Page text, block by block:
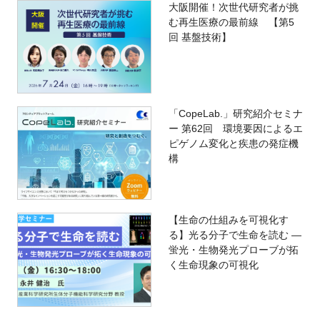
大阪開催！次世代研究者が挑
む再生医療の最前線 【第5
回 基盤技術】
「CopeLab.」研究紹介セミナ
ー 第62回 環境要因によるエ
ピゲノム変化と疾患の発症機
構
【生命の仕組みを可視化す
る】光る分子で生命を読む ―
蛍光・生物発光プローブが拓
く生命現象の可視化